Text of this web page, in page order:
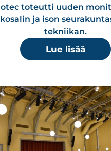
toteutti uuden
ja ison
tekniikan.
Lue lisää